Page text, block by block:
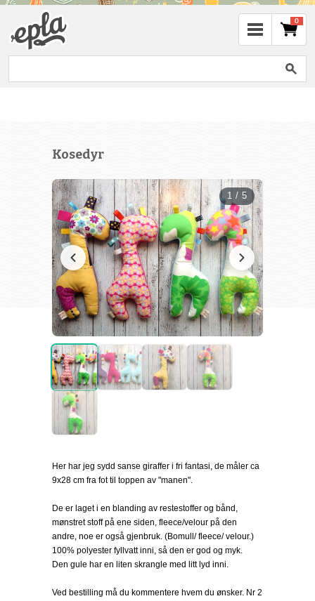
0
Kosedyr
1 / 5
Her har jeg sydd sanse giraffer i fri fantasi, de måler ca
9x28 cm fra fot til toppen av "manen".
De er laget i en blanding av restestoffer og bånd,
mønstret stoff på ene siden, fleece/velour på den
andre, noe er også gjenbruk. (Bomull/ fleece/ velour.)
100% polyester fyllvatt inni, så den er god og myk.
Den gule har en liten skrangle med litt lyd inni.
Ved bestilling må du kommentere hvem du ønsker. Nr 2